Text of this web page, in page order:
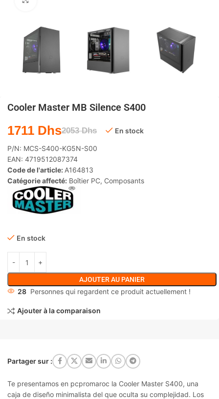
Cooler Master MB Silence S400
2053Dhs
1711 Dhs En stock
P/N: MCS-S400-KG5N-S00
EAN: 4719512087374
Code de l'article: A164813
Catégorie affecté: Boîtier PC, Composants
En stock
AJOUTER AU PANIER
28 Personnes qui regardent ce produit actuellement !
Ajouter à la comparaison
Partager sur :
Te presentamos en pcpromaroc la Cooler Master S400, una
caja de diseño minimalista del que oculta su complejidad. Los